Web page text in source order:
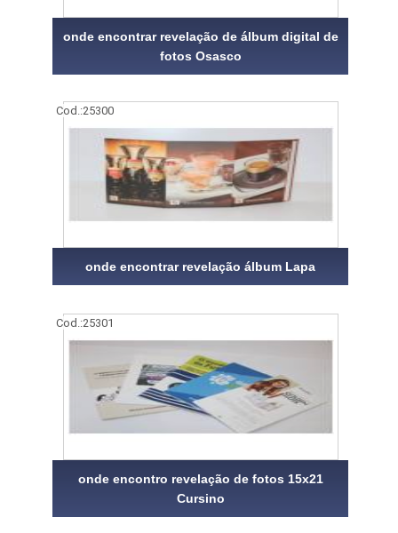
onde encontrar revelação de álbum digital de
fotos Osasco
Cod.:25300
onde encontrar revelação álbum Lapa
Cod.:25301
onde encontro revelação de fotos 15x21
Cursino